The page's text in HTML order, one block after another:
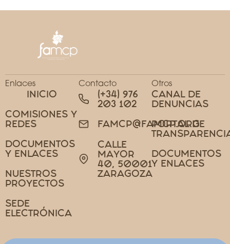
Enlaces
INICIO
COMISIONES Y
REDES
DOCUMENTOS
Y ENLACES
NUESTROS
PROYECTOS
SEDE
ELECTRÓNICA
Contacto
(+34) 976
203 102
FAMCP@FAMCP.ORG
CALLE
MAYOR
40, 50001
ZARAGOZA
Otros
CANAL DE
DENUNCIAS
PORTAL DE
DOCUMENTOS
Y ENLACES